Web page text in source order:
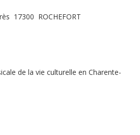
17300 ROCHEFORT
de la vie culturelle en Charente-